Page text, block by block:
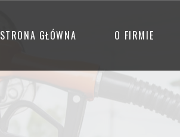
STRONA GŁÓWNA O FIRMIE